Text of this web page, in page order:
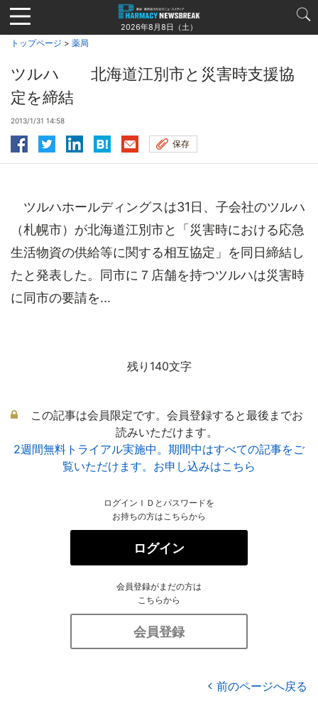
Jump
to
navigation
2026年8月8日（土）
トップページ > 薬局
ツルハ 北海道江別市と災害時支援協
定を締結
2013/1/31 14:58
保存
ツルハホールディングスは31日、子会社のツルハ
（札幌市）が北海道江別市と「災害時における応急
生活物資の供給等に関する相互協定」を同日締結し
たと発表した。同市に７店舗を持つツルハは災害時
に同市の要請を...
残り140文字
この記事は会員限定です。会員登録すると最後までお
読みいただけます。
2週間無料トライアル実施中。期間中はすべての記事をご
覧いただけます。お申し込みはこちら
ログインＩＤとパスワードを
お持ちの方はこちらから
ログイン
会員登録がまだの方は
こちらから
会員登録
前のページへ戻る